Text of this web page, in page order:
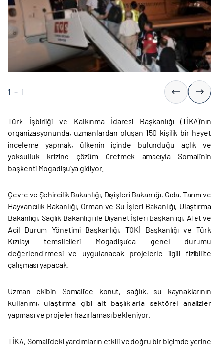
1 - 1
Türk İşbirliği ve Kalkınma İdaresi Başkanlığı (TİKA)’nın
organizasyonunda, uzmanlardan oluşan 150 kişilik bir heyet
inceleme yapmak, ülkenin içinde bulunduğu açlık ve
yoksulluk krizine çözüm üretmek amacıyla Somali’nin
başkenti Mogadişu’ya gidiyor.
Çevre ve Şehircilik Bakanlığı, Dışişleri Bakanlığı, Gıda, Tarım ve
Hayvancılık Bakanlığı, Orman ve Su İşleri Bakanlığı, Ulaştırma
Bakanlığı, Sağlık Bakanlığı ile Diyanet İşleri Başkanlığı, Afet ve
Acil Durum Yönetimi Başkanlığı, TOKİ Başkanlığı ve Türk
Kızılayı temsilcileri Mogadişu’da genel durumu
değerlendirmesi ve uygulanacak projelerle ilgili fizibilite
çalışması yapacak.
Uzman ekibin Somali’de konut, sağlık, su kaynaklarının
kullanımı, ulaştırma gibi alt başlıklarla sektörel analizler
yapması ve projeler hazırlaması bekleniyor.
TİKA, Somali’deki yardımların etkili ve doğru bir biçimde yerine